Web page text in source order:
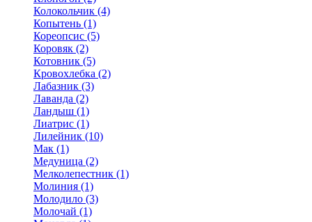
Колокольчик (4)
Копытень (1)
Кореопсис (5)
Коровяк (2)
Котовник (5)
Кровохлебка (2)
Лабазник (3)
Лаванда (2)
Ландыш (1)
Лиатрис (1)
Лилейник (10)
Мак (1)
Медуница (2)
Мелколепестник (1)
Молиния (1)
Молодило (3)
Молочай (1)